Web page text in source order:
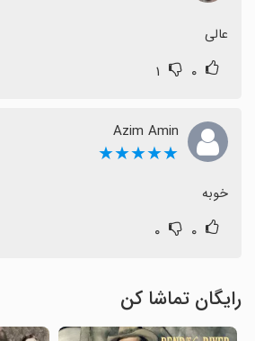
عالی
۰ ۱
Azim Amin
★★★★★
خوبه
۰ ۰
رایگان تماشا کن